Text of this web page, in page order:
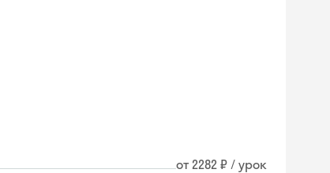
от 2282 ₽ / урок